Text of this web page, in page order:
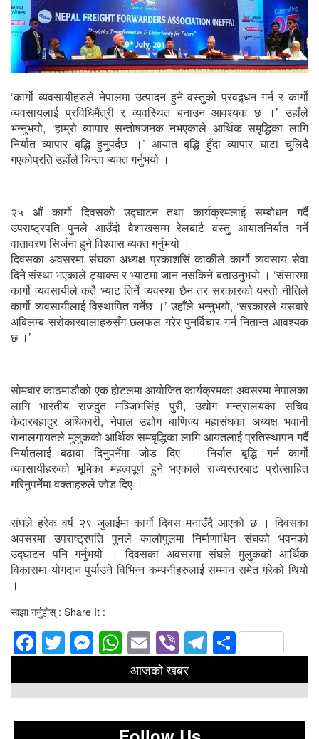
‘कार्गो व्यवसायीहरुले नेपालमा उत्पादन हुने वस्तुको प्रवद्र्धन गर्न र कार्गो
व्यवसायलाई प्रविधिमैंत्री र व्यवस्थित बनाउन आवश्यक छ ।’ उहाँले
भन्नुभयो, ‘हाम्रो व्यापार सन्तोषजनक नभएकाले आर्थिक समृद्धिका लागि
निर्यात व्यापार बृद्धि हुनुपर्दछ ।’ आयात बृद्धि हुँदा व्यापार घाटा चुलिदै
गएकोप्रति उहाँले चिन्ता ब्यक्त गर्नुभयो ।
२५ औं कार्गो दिवसको उद्घाटन तथा कार्यक्रमलाई सम्बोधन गर्दै
उपराष्ट्रपति पुनले आउँदो वैशाखसम्म रेलबाटै वस्तु आयातनिर्यात गर्ने
वातावरण सिर्जना हुने विश्वास ब्यक्त गर्नुभयो ।
दिवसका अवसरमा संघका अध्यक्ष प्रकाशसिं काकीले कार्गो व्यवसाय सेवा
दिने संस्था भएकाले ट्याक्स र भ्याटमा जान नसकिने बताउनुभयो । ‘संसारमा
कार्गो व्यवसायीले कतै भ्याट तिर्ने व्यवस्था छैन तर सरकारको यस्तो नीतिले
कार्गो व्यवसायीलाई विस्थापित गर्नेछ ।’ उहाँले भन्नुभयो, ‘सरकारले यसबारे
अबिलम्ब सरोकारवालाहरुसँग छलफल गरेर पुनर्विचार गर्न नितान्त आवश्यक
छ ।’
सोमबार काठमाडौको एक होटलमा आयोजित कार्यक्रमका अवसरमा नेपालका
लागि भारतीय राजदुत मञ्जिभसिंह पुरी, उद्योग मन्त्रालयका सचिव
केदारबहादुर अधिकारी, नेपाल उद्योग बाणिज्य महासंघका अध्यक्ष भवानी
रानालगायतले मुलुकको आर्थिक समबृद्धिका लागि आयतलाई प्रतिस्थापन गर्दै
निर्यातलाई बढावा दिनुपर्नेमा जोड दिए । निर्यात बृद्धि गर्न कार्गो
व्यवसायीहरुको भूमिका महत्वपूर्ण हुने भएकाले राज्यस्तरबाट प्रोत्साहित
गरिनुपर्नेमा वक्ताहरुले जोड दिए ।
संघले हरेक वर्ष २९ जुलाईमा कार्गो दिवस मनाउँदै आएको छ । दिवसका
अवसरमा उपराष्ट्रपति पुनले कालोपुलमा निर्माणाधिन संघको भवनको
उद्घाटन पनि गर्नुभयो । दिवसका अवसरमा संघले मुलुकको आर्थिक
विकासमा योगदान पुर्याउने विभिन्न कम्पनीहरुलाई सम्मान समेत गरेको थियो
।
साझा गर्नुहोस् : Share It :
Facebook
Twitter
Messenger
WhatsApp
EmailViberTelegram
Share
आजको खबर